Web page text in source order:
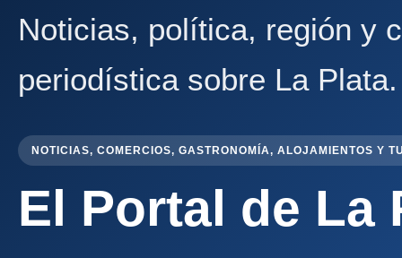
Noticias, política, región y
periodística sobre La Plata.
NOTICIAS, COMERCIOS, GASTRONOMÍA, ALOJAMIENTOS Y
El Portal de La